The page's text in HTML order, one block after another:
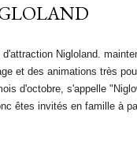
Nigloland.
et des animations très
d'octobre, s'appelle
êtes invités en famille à